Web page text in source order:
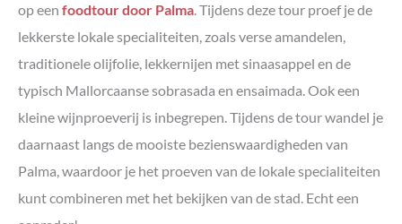
op een foodtour door Palma. Tijdens deze tour proef je de
lekkerste lokale specialiteiten, zoals verse amandelen,
traditionele olijfolie, lekkernijen met sinaasappel en de
typisch Mallorcaanse sobrasada en ensaimada. Ook een
kleine wijnproeverij is inbegrepen. Tijdens de tour wandel je
daarnaast langs de mooiste bezienswaardigheden van
Palma, waardoor je het proeven van de lokale specialiteiten
kunt combineren met het bekijken van de stad. Echt een